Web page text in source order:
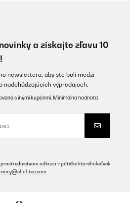
a získajte zľavu 10
newslettera, aby ste boli medzi
nadchádzajúcich výpredajoch.
s inými kupónmi. Minimálna hodnota
odkazu v pätičke ktoréhokoľvek
tec.com